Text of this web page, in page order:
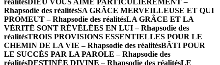
réalitésDIEU VOUS AIME PARTICULIÈREMENT –
Rhapsodie des réalitésSA GRÂCE MERVEILLEUSE ET QUI
PROMEUT – Rhapsodie des réalitésLA GRÂCE ET LA
VÉRITÉ SONT RÉVÉLÉES EN LUI – Rhapsodie des
réalitésTROIS PROVISIONS ESSENTIELLES POUR LE
CHEMIN DE LA VIE – Rhapsodie des réalitésBÂTI POUR
LE SUCCÈS PAR LA PAROLE – Rhapsodie des
réalitésDESTINÉE DIVINE – Rhapsodie des réalitésLE